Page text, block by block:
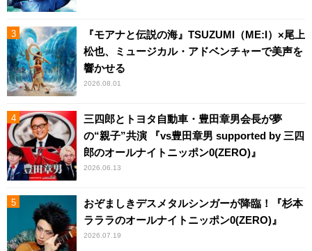
『モアナと伝説の海』TSUZUMI（ME:I）×尾上
松也、ミュージカル・アドベンチャーで美声を
響かせる
2026.08.01
三四郎とトヨタ自動車・豊田章男会長が夢
の“親子”共演 『vs豊田章男 supported by 三四
郎のオールナイトニッポン0(ZERO)』
2026.06.13
おぞましきデスメタルシンガーが降臨！『杉本
ラララのオールナイトニッポン0(ZERO)』
2026.07.19